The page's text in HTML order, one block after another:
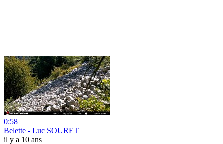
0:58
Belette - Luc SOURET
il y a 10 ans